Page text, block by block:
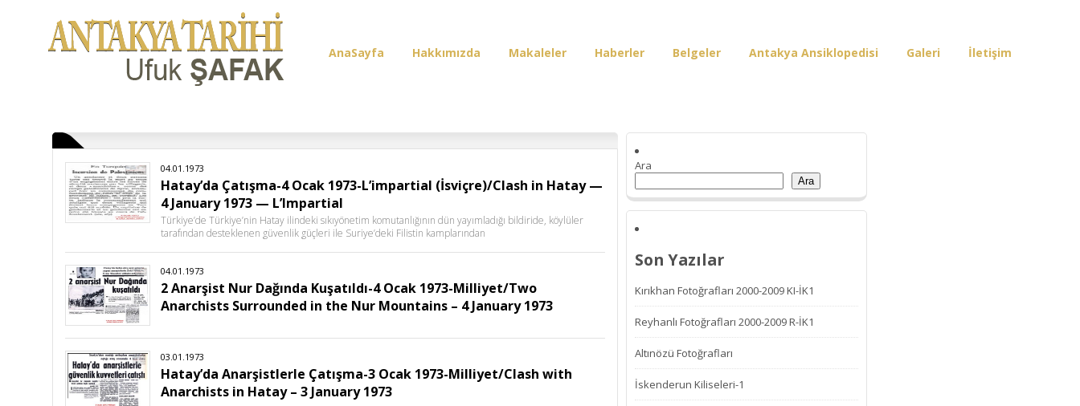
AnaSayfa Hakkımızda Makaleler Haberler Belgeler Antakya Ansiklopedisi Galeri İletişim
04.01.1973
Hatay’da Çatışma-4 Ocak 1973-L’impartial (İsviçre)/Clash in Hatay —
4 January 1973 — L’Impartial
Türkiye’de Türkiye’nin Hatay ilindeki sıkıyönetim komutanlığının dün yayımladığı bildiride, köylüler
tarafından desteklenen güvenlik güçleri ile Suriye’deki Filistin kamplarından
04.01.1973
2 Anarşist Nur Dağında Kuşatıldı-4 Ocak 1973-Milliyet/Two
Anarchists Surrounded in the Nur Mountains – 4 January 1973
03.01.1973
Hatay’da Anarşistlerle Çatışma-3 Ocak 1973-Milliyet/Clash with
Anarchists in Hatay – 3 January 1973
Ara
Ara
Son Yazılar
Kırıkhan Fotoğrafları 2000-2009 KI-İK1
Reyhanlı Fotoğrafları 2000-2009 R-İK1
Altınözü Fotoğrafları
İskenderun Kiliseleri-1